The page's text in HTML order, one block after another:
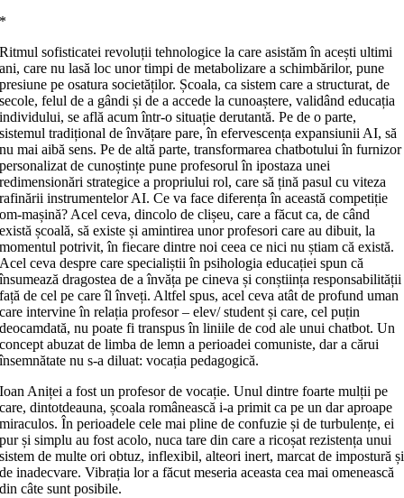
*
Ritmul sofisticatei revoluții tehnologice la care asistăm în acești ultimi
ani, care nu lasă loc unor timpi de metabolizare a schimbărilor, pune
presiune pe osatura societăților. Școala, ca sistem care a structurat, de
secole, felul de a gândi și de a accede la cunoaștere, validând educația
individului, se află acum într‑o situație derutantă. Pe de o parte,
sistemul tradițional de învățare pare, în efervescența expansiunii AI, să
nu mai aibă sens. Pe de altă parte, transformarea chatbotului în furnizor
personalizat de cunoștințe pune profesorul în ipostaza unei
redimensionări strategice a propriului rol, care să țină pasul cu viteza
rafinării instrumentelor AI. Ce va face diferența în această competiție
om‑mașină? Acel ceva, dincolo de clișeu, care a făcut ca, de când
există școală, să existe și amintirea unor profesori care au dibuit, la
momentul potrivit, în fiecare dintre noi ceea ce nici nu știam că există.
Acel ceva despre care specialiștii în psihologia educației spun că
însumează dragostea de a învăța pe cineva și conștiința responsabilității
față de cel pe care îl înveți. Altfel spus, acel ceva atât de profund uman
care intervine în relația profesor – elev/ student și care, cel puțin
deocamdată, nu poate fi transpus în liniile de cod ale unui chatbot. Un
concept abuzat de limba de lemn a perioadei comuniste, dar a cărui
însemnătate nu s‑a diluat: vocația pedagogică.
Ioan Aniței a fost un profesor de vocație. Unul dintre foarte mulții pe
care, dintotdeauna, școala românească i‑a primit ca pe un dar aproape
miraculos. În perioadele cele mai pline de confuzie și de turbulențe, ei
pur și simplu au fost acolo, nuca tare din care a ricoșat rezistența unui
sistem de multe ori obtuz, inflexibil, alteori inert, marcat de impostură și
de inadecvare. Vibrația lor a făcut meseria aceasta cea mai omenească
din câte sunt posibile.